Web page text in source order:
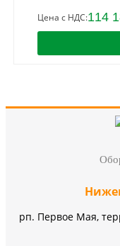
Цена с НДС:114
рп. Первое Мая,